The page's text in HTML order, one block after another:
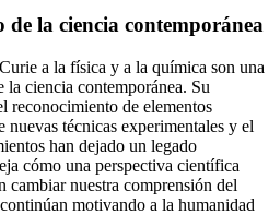
la ciencia contemporánea
a la física y a la química son una
la ciencia contemporánea. Su
reconocimiento de elementos
nuevas técnicas experimentales y el
han dejado un legado
cómo una perspectiva científica
cambiar nuestra comprensión del
motivando a la humanidad